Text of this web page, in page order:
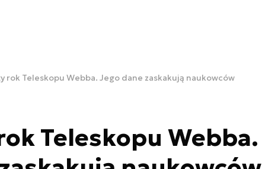
rok Teleskopu Webba. Jego dane zaskakują naukowców
Teleskopu Webba.